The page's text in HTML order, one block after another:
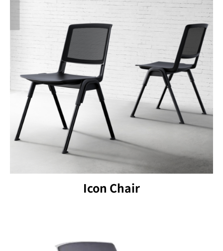
Icon Chair